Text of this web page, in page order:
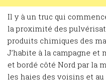
Il y à un truc qui
la proximité des
produits chimiques des
J’habite à la campagne
et bordé côté Nord par la
les haies des voisins et au